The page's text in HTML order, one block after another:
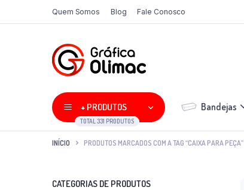
Quem Somos Blog Fale Conosco
+ PRODUTOS
TOTAL 331 PRODUTOS
Bandejas
INÍCIO PRODUTOS MARCADOS COM A TAG “CAIXA PARA PEÇA”
CATEGORIAS DE PRODUTOS